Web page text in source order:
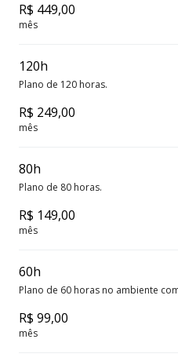
R$ 449,00
mês
120h
Plano de 120 horas.
R$ 249,00
mês
80h
Plano de 80 horas.
R$ 149,00
mês
60h
Plano de 60 horas no ambiente
R$ 99,00
mês